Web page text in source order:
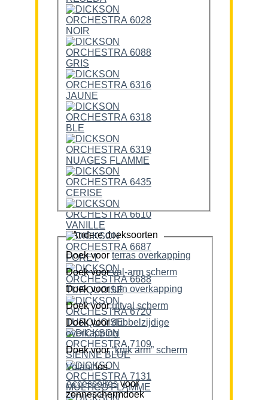
Andere doeksoorten
Doek voor terras overkapping
Doek voor
val-arm scherm
Doek voor
tuin overkapping
Doek voor
uitval scherm
Doek voordubbelzijdige
overkapping
Doek voor
“knik arm” scherm
Volantlos
Accessoiresvoor
zonneschermdoek